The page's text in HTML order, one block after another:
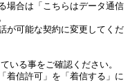
場合は「こちらはデータ通信
が可能な契約に変更してくだ
いる事をご確認ください。
着信許可」を「着信する」に